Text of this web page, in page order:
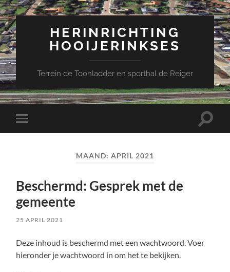
HERINRICHTING
HOOIJERINKSES
Terrein de Toonladder en sporthal de Reiger
Toggle
mobiel
Toggle
MAAND: APRIL 2021
Beschermd: Gesprek met de
gemeente
25 APRIL 2021
Deze inhoud is beschermd met een wachtwoord. Voer
hieronder je wachtwoord in om het te bekijken.